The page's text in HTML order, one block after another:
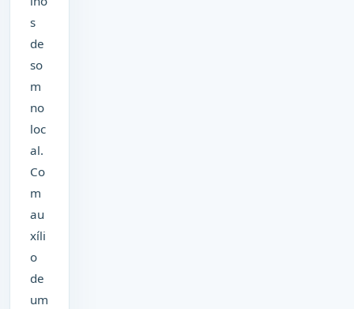
s
de
so
m
no
loc
al.
Co
m
au
xíli
o
de
um